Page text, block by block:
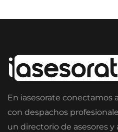
En iasesorate conectamos
con despachos
un directorio de asesores